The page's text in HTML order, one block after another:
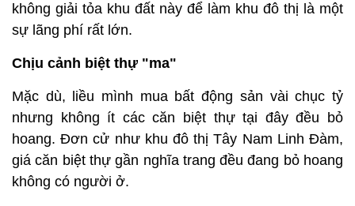
không giải tỏa khu đất này để làm khu đô thị là một
sự lãng phí rất lớn.
Chịu cảnh biệt thự "ma"
Mặc dù, liều mình mua bất động sản vài chục tỷ
nhưng không ít các căn biệt thự tại đây đều bỏ
hoang. Đơn cử như khu đô thị Tây Nam Linh Đàm,
giá căn biệt thự gần nghĩa trang đều đang bỏ hoang
không có người ở.